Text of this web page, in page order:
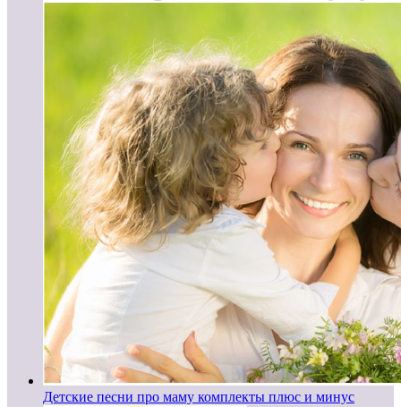
Детские песни про маму комплекты плюс и минус